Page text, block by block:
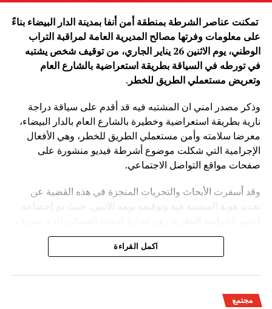
تمكنت عناصر الشرطة بمنطقة أمن أنفا بمدينة الدار البيضاء بناءً
على معلومات وفرتها مصالح المديرية العامة لمراقبة التراب
الوطني، يوم الاثنين 26 يناير الجاري، من توقيف شخص يشتبه
في تورطه في السياقة بطريقة استعراضية بالشارع العام
وتعريض مستعملي الطريق للخطر .
وذكر مصدر امني ان المشتبه فيه قد أقدم على سياقة دراجة
نارية بطريقة استعراضية وخطيرة بالشارع العام بالدار البيضاء،
معرضا سلامته وأمن مستعملي الطريق للخطر، وهي الأفعال
الإجرامية التي شكلت موضوع أشرطة فيديو منشورة على
صفحات مواقع التواصل الاجتماعي.
وقد أسفرت الأبحاث والتحريات المنجزة في هذه القضية عن
تحديد هوية المشتبه فيه وتوقيفه يومه الاثنين، حيث تم إخضاعه
عليه النيابة العامة المختصة، وذلك للكشف عن جميع ظروف
وملابسات وخلفيات هذه القضية، وكذا تحديد كافة
اكمل القراءة
مجتمع